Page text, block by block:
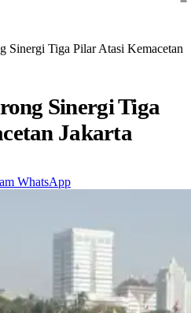
Sinergi Tiga Pilar Atasi Kemacetan
Sinergi Tiga
Jakarta
WhatsApp